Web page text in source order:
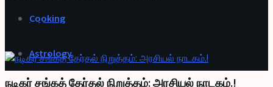
Cooking
Astrology
Tag:நடிகர் சங்கத்தேர்தல் தடை
நடிகர் சங்கத் தேர்தல் நிறுத்தம்: அரசியல் நாடகம்.!